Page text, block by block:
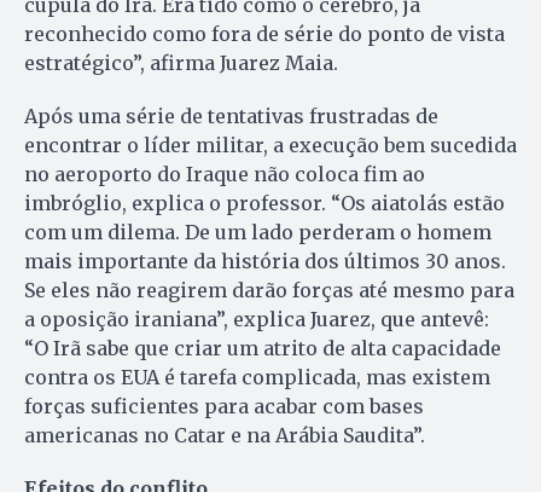
cúpula do Irã. Era tido como o cérebro, já
reconhecido como fora de série do ponto de vista
estratégico”, afirma Juarez Maia.
Após uma série de tentativas frustradas de
encontrar o líder militar, a execução bem sucedida
no aeroporto do Iraque não coloca fim ao
imbróglio, explica o professor. “Os aiatolás estão
com um dilema. De um lado perderam o homem
mais importante da história dos últimos 30 anos.
Se eles não reagirem darão forças até mesmo para
a oposição iraniana”, explica Juarez, que antevê:
“O Irã sabe que criar um atrito de alta capacidade
contra os EUA é tarefa complicada, mas existem
forças suficientes para acabar com bases
americanas no Catar e na Arábia Saudita”.